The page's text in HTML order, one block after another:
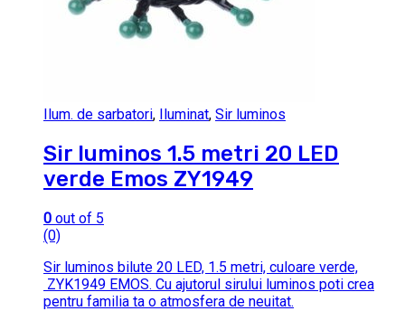
Ilum. de sarbatori, Iluminat, Sir luminos
Sir luminos 1.5 metri 20 LED
verde Emos ZY1949
0 out of 5
(0)
Sir luminos bilute 20 LED, 1.5 metri, culoare verde,
ZYK1949 EMOS. Cu ajutorul sirului luminos poti crea
pentru familia ta o atmosfera de neuitat.